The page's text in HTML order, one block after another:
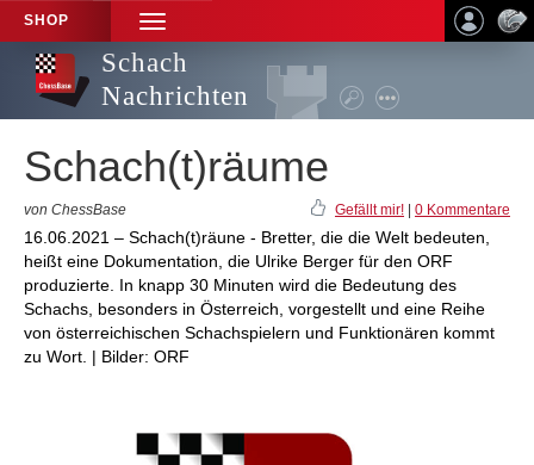
SHOP
TOGGLE
NAVIGATION
Schach
Nachrichten
Schach(t)räume
von ChessBase Gefällt mir! 0 Kommentare
16.06.2021 – Schach(t)räune - Bretter, die die Welt bedeuten,
heißt eine Dokumentation, die Ulrike Berger für den ORF
produzierte. In knapp 30 Minuten wird die Bedeutung des
Schachs, besonders in Österreich, vorgestellt und eine Reihe
von österreichischen Schachspielern und Funktionären kommt
zu Wort. | Bilder: ORF